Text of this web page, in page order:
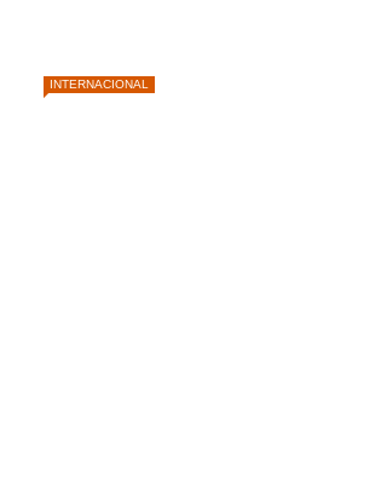
INTERNACIONAL